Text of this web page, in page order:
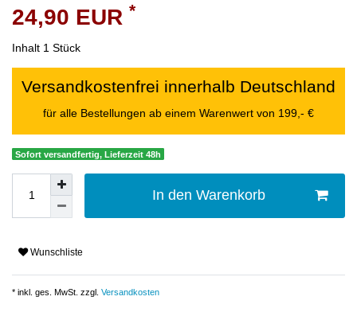
24,90 EUR *
Inhalt 1 Stück
Versandkostenfrei innerhalb Deutschland
für alle Bestellungen ab einem Warenwert von 199,- €
Sofort versandfertig, Lieferzeit 48h
In den Warenkorb
Wunschliste
* inkl. ges. MwSt. zzgl. Versandkosten